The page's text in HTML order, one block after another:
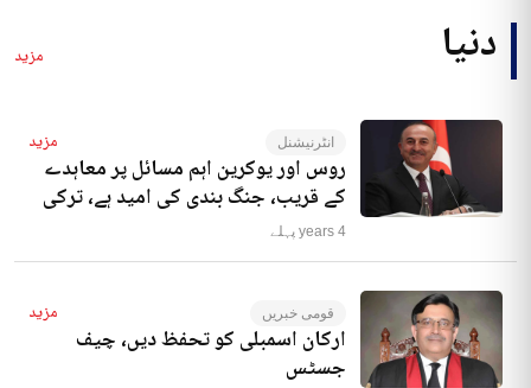
دنیا مزید
انٹرنیشنل مزید
روس اور یوکرین اہم مسائل پر معاہدے
کے قریب، جنگ بندی کی امید ہے، ترکی
4 years پہلے
قومی خبریں مزید
ارکان اسمبلی کو تحفظ دیں، چیف
جسٹس